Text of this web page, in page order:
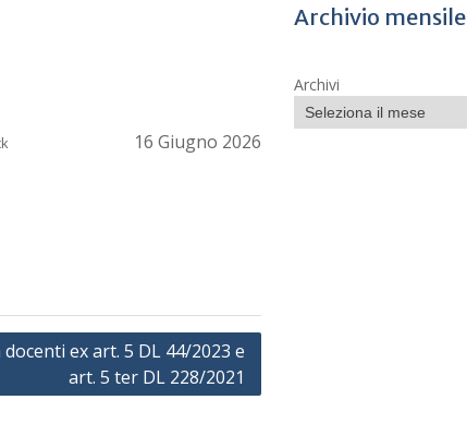
16 Giugno 2026
ex art. 5 DL 44/2023 e
art. 5 ter DL 228/2021
Archivio mensile
Archivi